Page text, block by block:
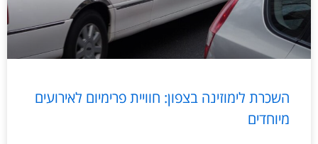
השכרת לימוזינה בצפון: חוויית פרימיום לאירועים
מיוחדים